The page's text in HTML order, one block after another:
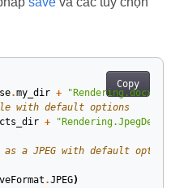
Copy
.my_dir + "Rendering.docx"
with default options
+
as a JPEG with default
.JPEG)